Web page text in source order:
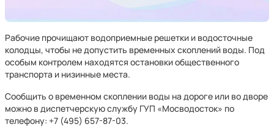
Рабочие прочищают водоприемные решетки и водосточные
колодцы, чтобы не допустить временных скоплений воды. Под
особым контролем находятся остановки общественного
транспорта и низинные места.
Сообщить о временном скоплении воды на дороге или во дворе
можно в диспетчерскую службу ГУП «Мосводосток» по
телефону: +7 (495) 657-87-03.